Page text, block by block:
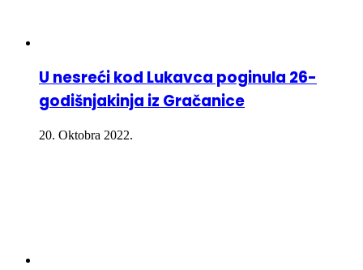
U nesreći kod Lukavca poginula 26-
godišnjakinja iz Gračanice
20. Oktobra 2022.